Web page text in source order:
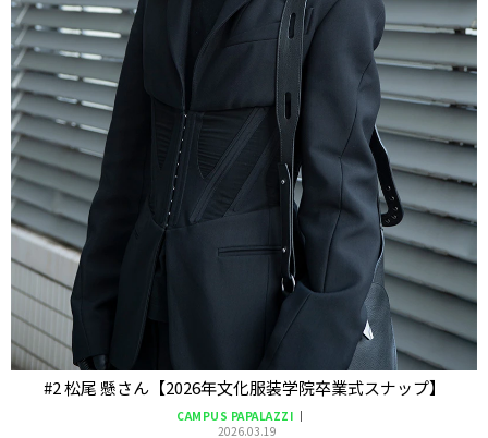
#2 松尾 懸さん【2026年文化服装学院卒業式スナップ】
CAMPUS PAPALAZZI
2026.03.19